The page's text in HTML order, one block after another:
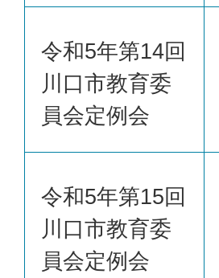
令和5年第14回
川口市教育委
員会定例会
令和5年第15回
川口市教育委
員会定例会